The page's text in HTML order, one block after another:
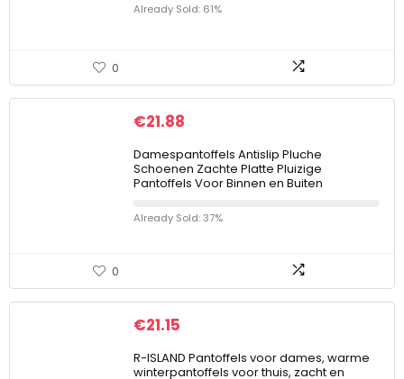
Already Sold: 61%
0
€21.88
Damespantoffels Antislip Pluche
Schoenen Zachte Platte Pluizige
Pantoffels Voor Binnen en Buiten
Already Sold: 37%
0
€21.15
R-ISLAND Pantoffels voor dames, warme
winterpantoffels voor thuis, zacht en